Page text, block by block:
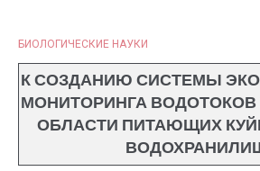
БИОЛОГИЧЕСКИЕ НАУКИ
К СОЗДАНИЮ СИСТЕМЫ
МОНИТОРИНГА
ОБЛАСТИ ПИТАЮЩИХ